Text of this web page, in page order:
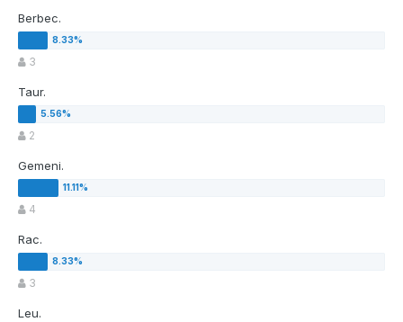
Berbec.
3
Taur.
2
Gemeni.
4
Rac.
3
Leu.